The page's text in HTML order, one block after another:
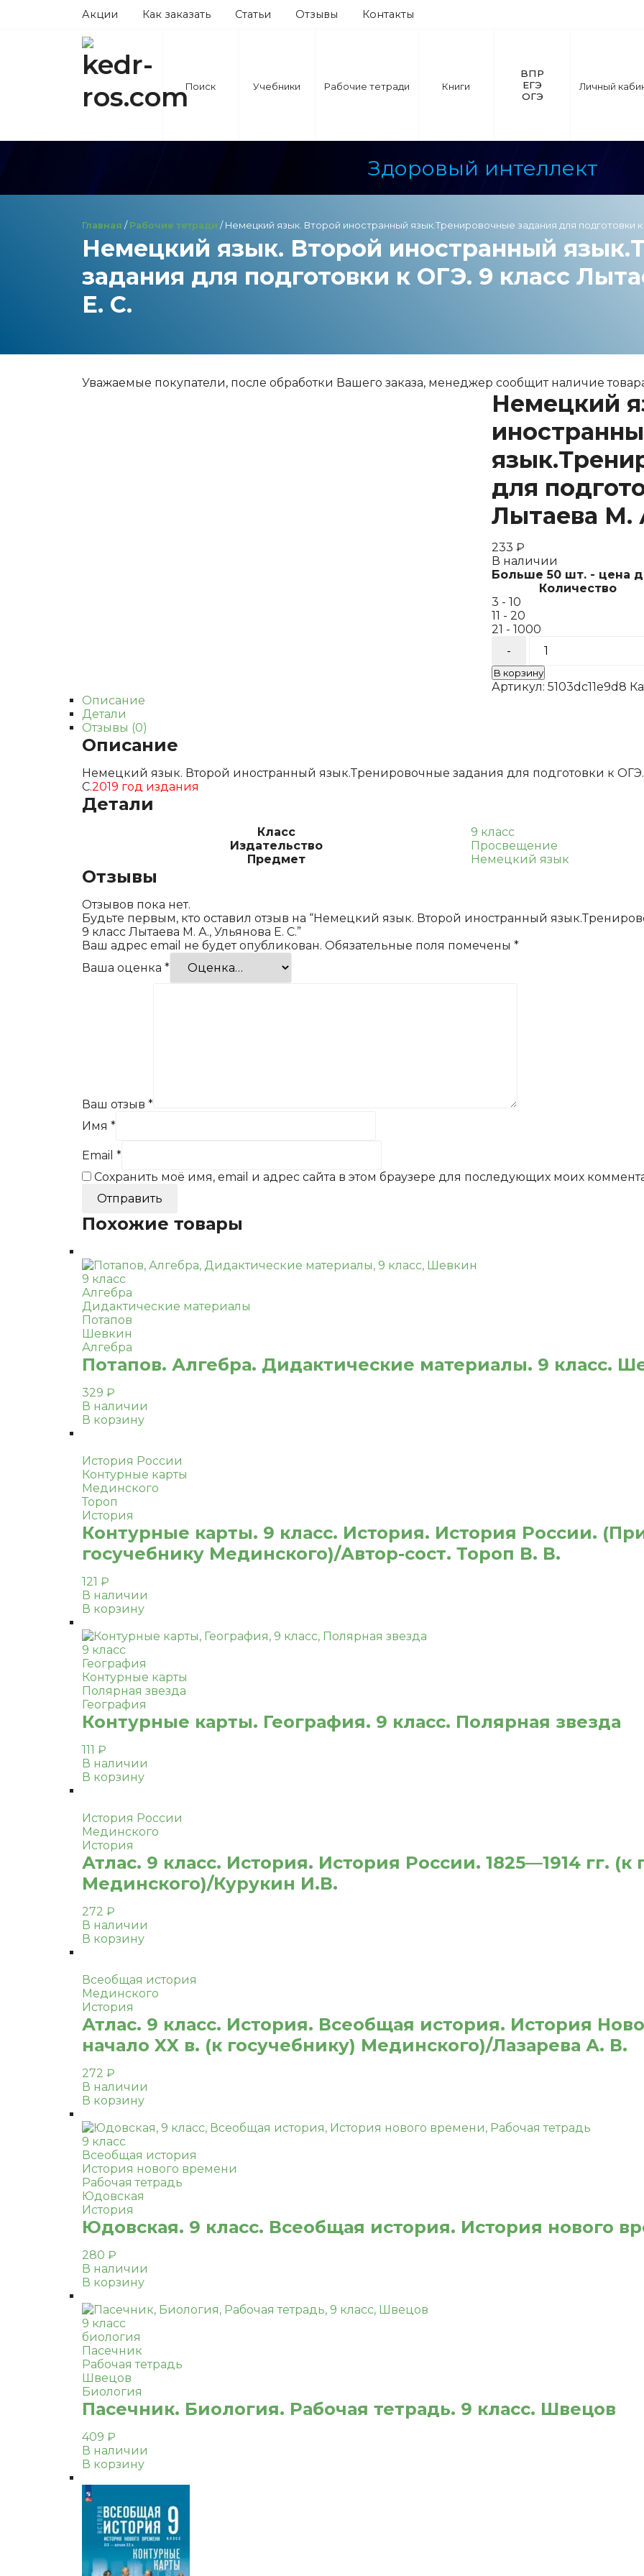
Акции Как заказать Статьи Отзывы Контакты
Поиск Учебники Рабочие тетради Книги
ВПР
ЕГЭ
ОГЭ
Личный
Здоровый интеллект
Главная / Рабочие тетради / Немецкий язык. Второй иностранный язык.Тренировочные задания для подготовки
Немецкий язык. Второй иностранный
задания для подготовки к ОГЭ. 9 класс
Е. С.
Уважаемые покупатели, после обработки Вашего заказа, менеджер сообщит наличие
Немецкий
для
Лытаева М.
233 ₽
В наличии
Больше 50 шт. - цена
Количество
3 - 10
11 - 20
21 - 1000
товара
Немецкий
язык.
Второй
к
М.
А.,
В корзину
Артикул: 5103dc11e9d8
Описание
Детали
Отзывы (0)
Описание
Немецкий язык. Второй иностранный язык.Тренировочные задания для подготовки к ОГЭ.
С.2019 год издания
Детали
Класс
9 класс
Издательство
Просвещение
Предмет
Немецкий язык
Отзывы
Отзывов пока нет.
Будьте первым, кто оставил отзыв на “Немецкий язык. Второй иностранный
9 класс Лытаева М. А., Ульянова Е. С.”
Ваш адрес email не будет опубликован. Обязательные поля помечены *
Ваша оценка *
Ваш отзыв *
Имя *
Email *
Сохранить моё имя, email и адрес сайта в этом браузере для последующих моих
Похожие товары
9 класс
Алгебра
Дидактические материалы
Потапов
Шевкин
Алгебра
Потапов. Алгебра. Дидактические материалы. 9 класс.
329 ₽
В наличии
В корзину
История России
Контурные карты
Мединского
Тороп
История
Контурные карты. 9 класс. История. История России.
госучебнику Мединского)/Автор-сост. Тороп В. В.
121 ₽
В наличии
В корзину
9 класс
География
Контурные карты
Полярная звезда
География
Контурные карты. География. 9 класс. Полярная звезда
111 ₽
В наличии
В корзину
История России
Мединского
История
Атлас. 9 класс. История. История России. 1825—1914 гг. (к
Мединского)/Курукин И.В.
272 ₽
В наличии
В корзину
Всеобщая история
Мединского
История
Атлас. 9 класс. История. Всеобщая история. История
начало XX в. (к госучебнику) Мединского)/Лазарева А. В.
272 ₽
В наличии
В корзину
9 класс
Всеобщая история
История нового времени
Рабочая тетрадь
Юдовская
История
Юдовская. 9 класс. Всеобщая история. История нового
280 ₽
В наличии
В корзину
9 класс
биология
Пасечник
Рабочая тетрадь
Швецов
Биология
Пасечник. Биология. Рабочая тетрадь. 9 класс. Швецов
409 ₽
В наличии
В корзину